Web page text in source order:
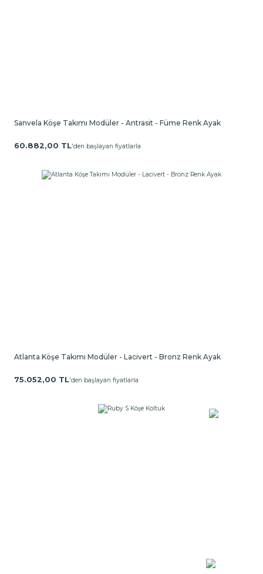
Sanvela Köşe Takımı Modüler - Antrasit - Füme Renk Ayak
60.882,00 TL'den başlayan fiyatlarla
Atlanta Köşe Takımı Modüler - Lacivert - Bronz Renk Ayak
75.052,00 TL'den başlayan fiyatlarla